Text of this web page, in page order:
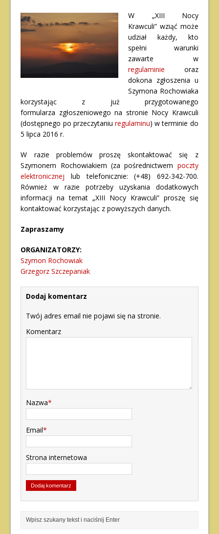
W „XIII Nocy
Krawculi” wziąć może
udział każdy, kto
spełni warunki
zawarte w
regulaminie oraz
dokona zgłoszenia u
Szymona Rochowiaka
korzystając z już przygotowanego
formularza zgłoszeniowego na stronie Nocy Krawculi
(dostępnego po przeczytaniu regulaminu) w terminie do
5 lipca 2016 r.
W razie problemów proszę skontaktować się z
Szymonem Rochowiakiem (za pośrednictwem poczty
elektronicznej lub telefonicznie: (+48) 692-342-700.
Również w razie potrzeby uzyskania dodatkowych
informacji na temat „XIII Nocy Krawculi” proszę się
kontaktować korzystając z powyższych danych.
Zapraszamy
ORGANIZATORZY:
Szymon Rochowiak
Grzegorz Szczepaniak
Dodaj komentarz
Twój adres email nie pojawi się na stronie.
Komentarz
Nazwa*
Email*
Strona internetowa